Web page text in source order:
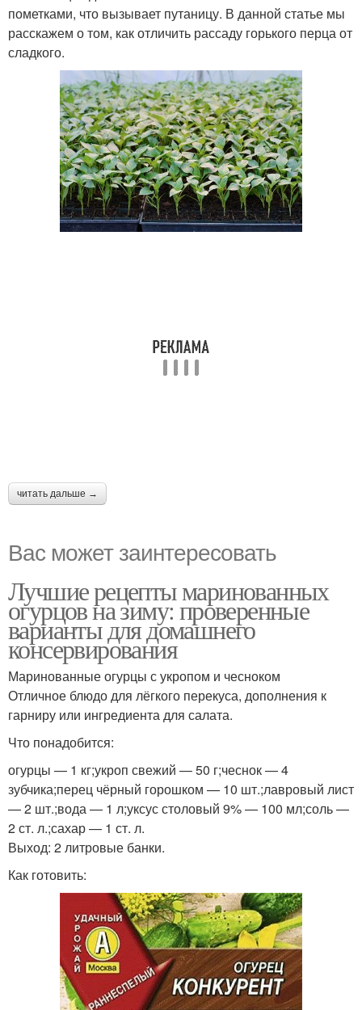
пометками, что вызывает путаницу. В данной статье мы
расскажем о том, как отличить рассаду горького перца от
сладкого.
читать дальше →
Вас может заинтересовать
Лучшие рецепты маринованных
огурцов на зиму: проверенные
варианты для домашнего
консервирования
Маринованные огурцы с укропом и чесноком
Отличное блюдо для лёгкого перекуса, дополнения к
гарниру или ингредиента для салата.
Что понадобится:
огурцы — 1 кг;укроп свежий — 50 г;чеснок — 4
зубчика;перец чёрный горошком — 10 шт.;лавровый лист
— 2 шт.;вода — 1 л;уксус столовый 9% — 100 мл;соль —
2 ст. л.;сахар — 1 ст. л.
Выход: 2 литровые банки.
Как готовить: